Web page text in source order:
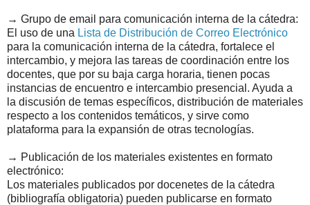
→ Grupo de email para comunicación interna de la cátedra:
El uso de una Lista de Distribución de Correo Electrónico
para la comunicación interna de la cátedra, fortalece el
intercambio, y mejora las tareas de coordinación entre los
docentes, que por su baja carga horaria, tienen pocas
instancias de encuentro e intercambio presencial. Ayuda a
la discusión de temas específicos, distribución de materiales
respecto a los contenidos temáticos, y sirve como
plataforma para la expansión de otras tecnologías.
→ Publicación de los materiales existentes en formato
electrónico:
Los materiales publicados por docenetes de la cátedra
(bibliografía obligatoria) pueden publicarse en formato